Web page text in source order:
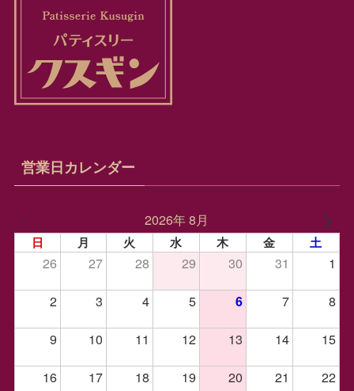
営業日カレンダー
2026年 8月
日 月 火 水 木 金 土
26 27 28 29 30 31
1
2
3 4 5 6 7
8
9
10 11 12 13 14
15
16
17 18 19 20 21 22